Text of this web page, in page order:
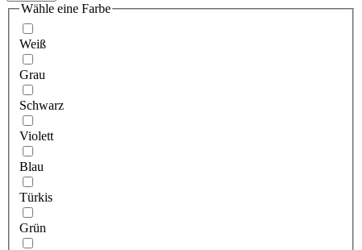
Wähle eine Farbe
Weiß
Grau
Schwarz
Violett
Blau
Türkis
Grün